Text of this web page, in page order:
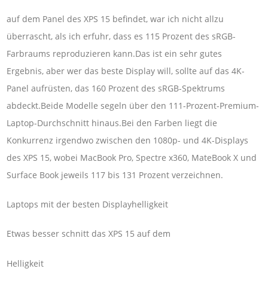
auf dem Panel des XPS 15 befindet, war ich nicht allzu
überrascht, als ich erfuhr, dass es 115 Prozent des sRGB-
Farbraums reproduzieren kann.Das ist ein sehr gutes
Ergebnis, aber wer das beste Display will, sollte auf das 4K-
Panel aufrüsten, das 160 Prozent des sRGB-Spektrums
abdeckt.Beide Modelle segeln über den 111-Prozent-Premium-
Laptop-Durchschnitt hinaus.Bei den Farben liegt die
Konkurrenz irgendwo zwischen den 1080p- und 4K-Displays
des XPS 15, wobei MacBook Pro, Spectre x360, MateBook X und
Surface Book jeweils 117 bis 131 Prozent verzeichnen.
Laptops mit der besten Displayhelligkeit
Etwas besser schnitt das XPS 15 auf dem
Helligkeit